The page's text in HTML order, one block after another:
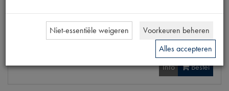
DAKBAND ACHTER (GRIJS)
Info Bestel
Niet-essentiële weigeren
Voorkeuren beheren
Alles accepteren